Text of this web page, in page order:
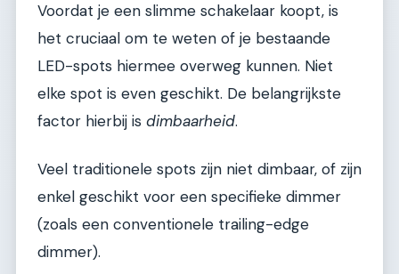
Voordat je een slimme schakelaar koopt, is
het cruciaal om te weten of je bestaande
LED-spots hiermee overweg kunnen. Niet
elke spot is even geschikt. De belangrijkste
factor hierbij is dimbaarheid.
Veel traditionele spots zijn niet dimbaar, of zijn
enkel geschikt voor een specifieke dimmer
(zoals een conventionele trailing-edge
dimmer).